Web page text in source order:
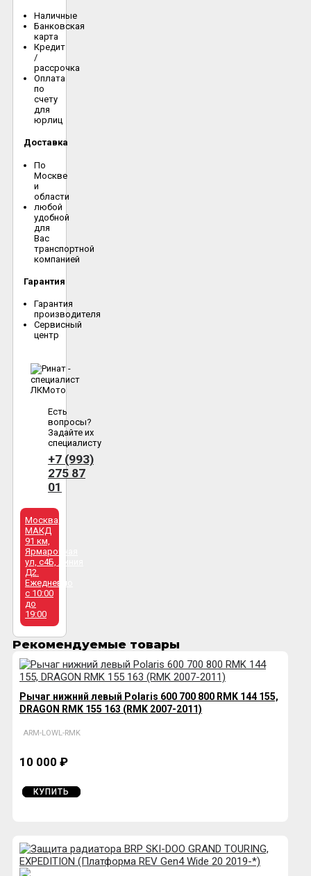
Наличные
Банковская
карта
Кредит
/
рассрочка
Оплата
по
счету
для
юрлиц
Доставка
По
Москве
и
области
любой
удобной
для
Вас
транспортной
компанией
Гарантия
Гарантия
производителя
Сервисный
центр
Есть
вопросы?
Задайте их
специалисту
+7 (993)
275 87
01
Москва,
МАКД
91 км,
Ярмарочная
ул, с4Б, линия
Д2.
Ежедневно
с 10:00
до
19:00
Рекомендуемые товары
Рычаг нижний левый Polaris 600 700 800 RMK 144 155,
DRAGON RMK 155 163 (RMK 2007-2011)
ARM-LOWL-RMK
10 000 ₽
КУПИТЬ